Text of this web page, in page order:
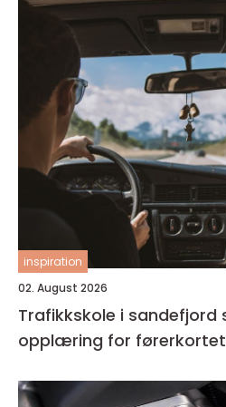
inspiration
02. August 2026
Trafikkskole i sandefjord slik finner du riktig
opplæring for førerkortet